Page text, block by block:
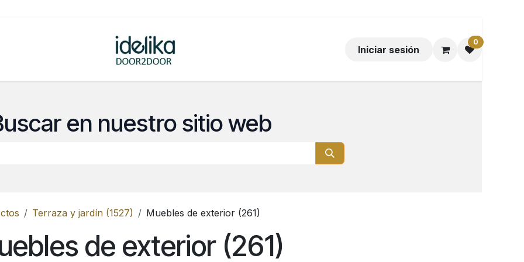
Iniciar sesión
0
en nuestro sitio web
Terraza y jardín (1527) Muebles de exterior (261)
de exterior (261)